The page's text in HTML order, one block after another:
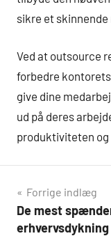
sikre et
Ved at outsource
forbedre
give dine
ud på deres
produktiviteten
Forrige indlæg
De mest
erhvervsdykning